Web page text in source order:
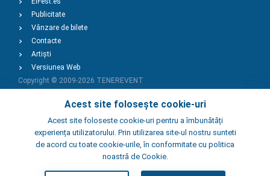
Acest site folosește cookie-uri
Acest site foloseste cookie-uri pentru a îmbunătăți
experiența utilizatorului. Prin utilizarea site-ul nostru sunteti
de acord cu toate cookie-urile, în conformitate cu politica
noastră de Cookie.
Publicitate
Vânzare de bilete
Contacte
Artiști
Versiunea Web
Copyright © 2009-2026 TENEREVENT
Adaugă Eveniment
Adaugă Local